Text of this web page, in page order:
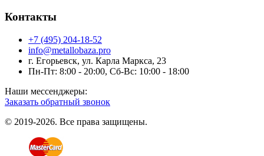
Контакты
+7 (495) 204-18-52
info@metallobaza.pro
г. Егорьевск, ул. Карла Маркса, 23
Пн-Пт: 8:00 - 20:00, Сб-Вс: 10:00 - 18:00
Наши мессенджеры:
Заказать обратный звонок
© 2019-2026. Все права защищены.